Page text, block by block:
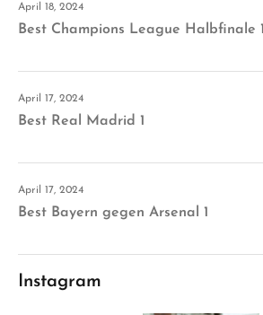
April 18, 2024
Best Champions League Halbfinale 1
April 17, 2024
Best Real Madrid 1
April 17, 2024
Best Bayern gegen Arsenal 1
Instagram